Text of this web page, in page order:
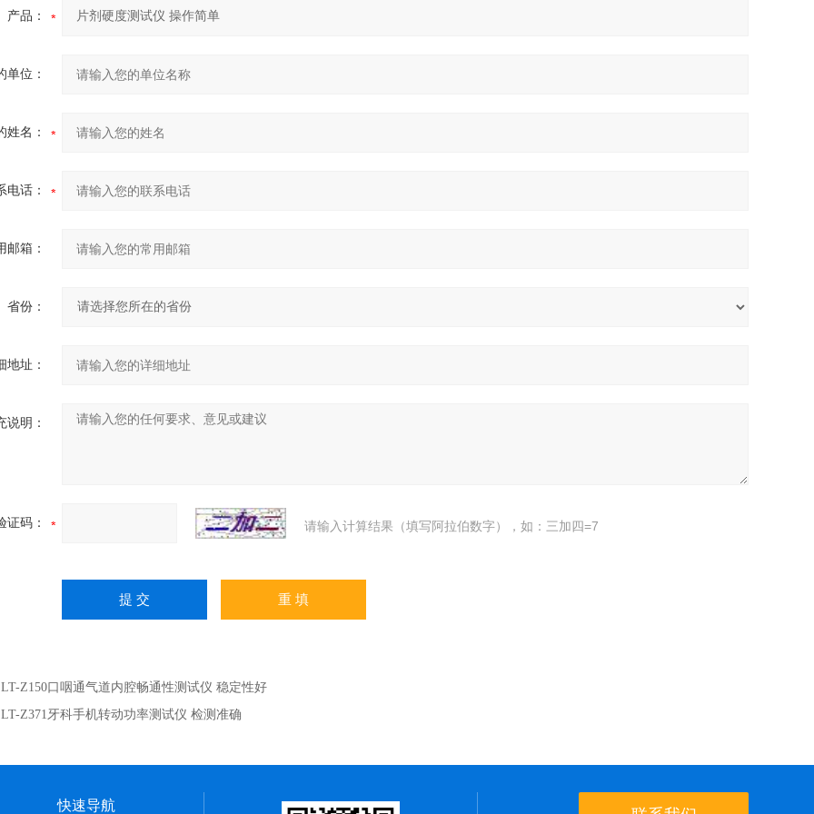
产品：
单位：
姓名：
电话：
邮箱：
省份：
地址：
说明：
证码： 请输入计算结果（填写阿拉伯数字），如：三加四=7
LT-Z150口咽通气道内腔畅通性测试仪 稳定性好
LT-Z371牙科手机转动功率测试仪 检测准确
快速导航